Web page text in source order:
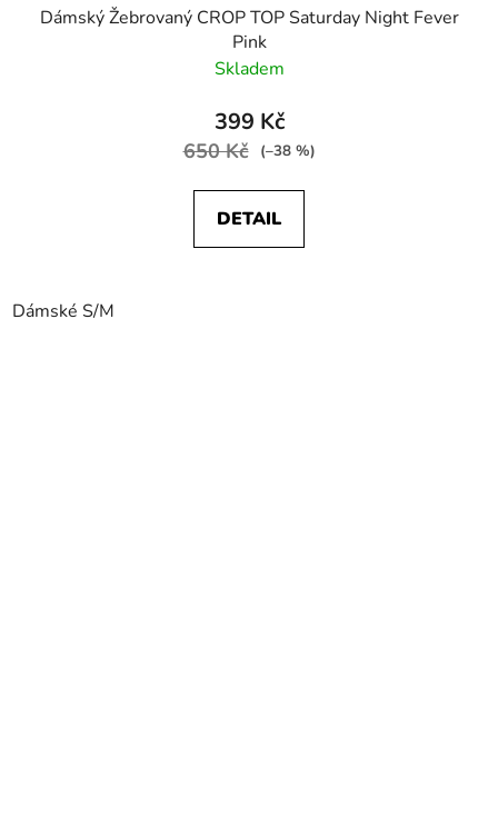
Dámský Žebrovaný CROP TOP Saturday Night Fever
Pink
Skladem
399 Kč
650 Kč (–38 %)
DETAIL
Dámské S/M